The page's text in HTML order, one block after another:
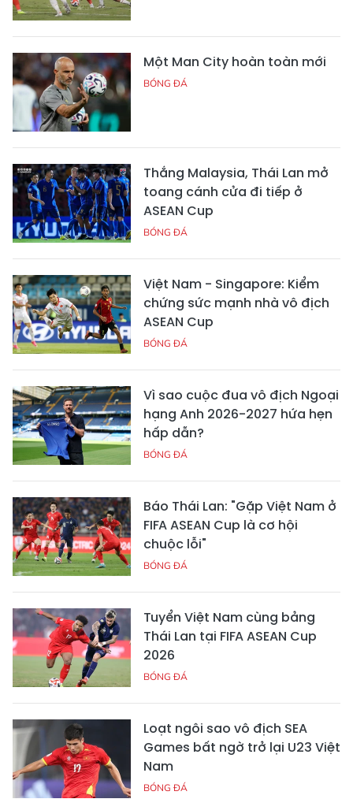
Một Man City hoàn toàn mới
BÓNG ĐÁ
Thắng Malaysia, Thái Lan mở
toang cánh cửa đi tiếp ở
ASEAN Cup
BÓNG ĐÁ
Việt Nam - Singapore: Kiểm
chứng sức mạnh nhà vô địch
ASEAN Cup
BÓNG ĐÁ
Vì sao cuộc đua vô địch Ngoại
hạng Anh 2026-2027 hứa hẹn
hấp dẫn?
BÓNG ĐÁ
Báo Thái Lan: "Gặp Việt Nam ở
FIFA ASEAN Cup là cơ hội
chuộc lỗi"
BÓNG ĐÁ
Tuyển Việt Nam cùng bảng
Thái Lan tại FIFA ASEAN Cup
2026
BÓNG ĐÁ
Loạt ngôi sao vô địch SEA
Games bất ngờ trở lại U23 Việt
Nam
BÓNG ĐÁ